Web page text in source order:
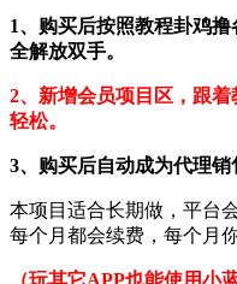
1、购买后按照教程卦鸡
全解放双手。
2、新增会员项目区，跟
轻松。
3、购买后自动成为代理
本项目适合长期做，平台
每个月都会续费，每个月
（玩其它APP也能使用小